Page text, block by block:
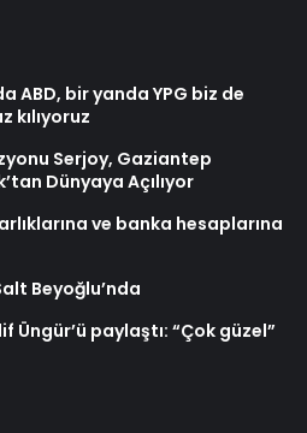
ABD, bir yanda YPG biz de
kılıyoruz
Serjoy, Gaziantep
Dünyaya Açılıyor
ve banka hesaplarına
Beyoğlu’nda
Üngür’ü paylaştı: “Çok güzel”